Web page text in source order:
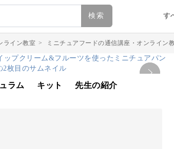
検索 す
ライン教室 > ミニチュアフードの通信講座・オンライン
ラム キット 先生の紹介